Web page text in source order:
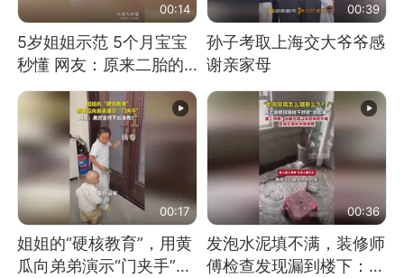
00:14
5岁姐姐示范 5个月宝宝
秒懂 网友：原来二胎的
快乐长这样
00:39
孙子考取上海交大爷爷感
谢亲家母
00:17
姐姐的“硬核教育”，用黄
瓜向弟弟演示“门夹手”，
00:36
发泡水泥填不满，装修师
傅检查发现漏到楼下：出